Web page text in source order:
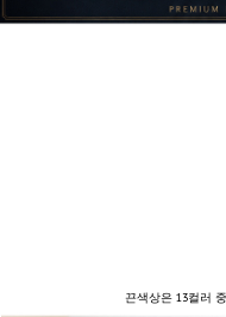
끈색상은 13컬러